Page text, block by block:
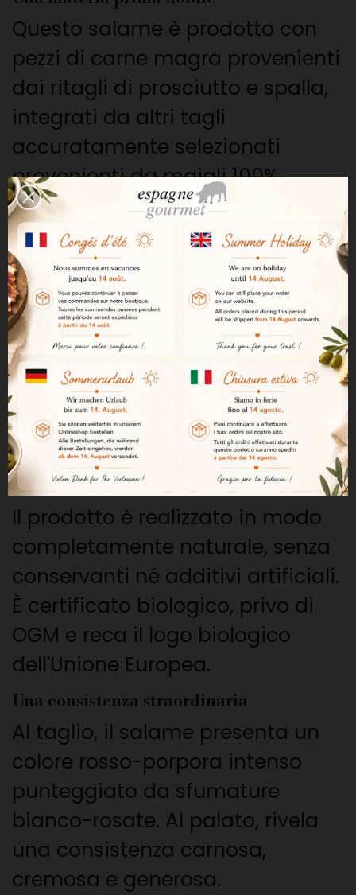
Questo salame è prodotto con
pezzi di carne magra provenienti
dai ritagli di prosciutto e spalla,
integrati da altri tagli
accuratamente selezionati
provenienti da maiali 100%
iberici alimentati con ghiande.
Origine biologica certificata
I maiali iberici biologici sono
allevati in libertà in pascoli
certificati biologici. La loro
alimentazione si basa su
ghiande, erbe naturali e altre
risorse conformi all'agricoltura
biologica.
Senza additivi né conservanti
Il prodotto è realizzato in modo
completamente naturale, senza
conservanti né additivi artificiali.
È certificato biologico, privo di
OGM e reca il logo biologico
dell'Unione Europea.
Una consistenza straordinaria
Al taglio, il salame presenta un
colore rosso-porpora intenso
punteggiato da sfumature
bianco-rosate. Al palato, rivela
una consistenza carnosa,
cremosa e generosa.